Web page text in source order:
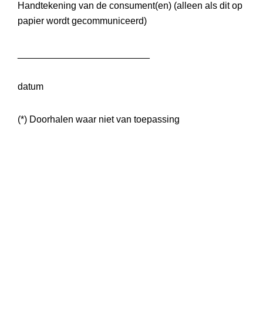
Handtekening van de consument(en) (alleen als dit op
papier wordt gecommuniceerd)
datum
(*) Doorhalen waar niet van toepassing